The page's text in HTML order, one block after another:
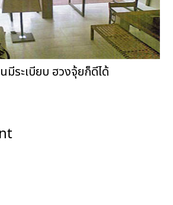
มีระเบียบ ฮวงจุ้ยก็ดีได้